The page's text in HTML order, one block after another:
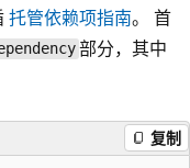
托管依赖项指南。 首
部分，其中
复制